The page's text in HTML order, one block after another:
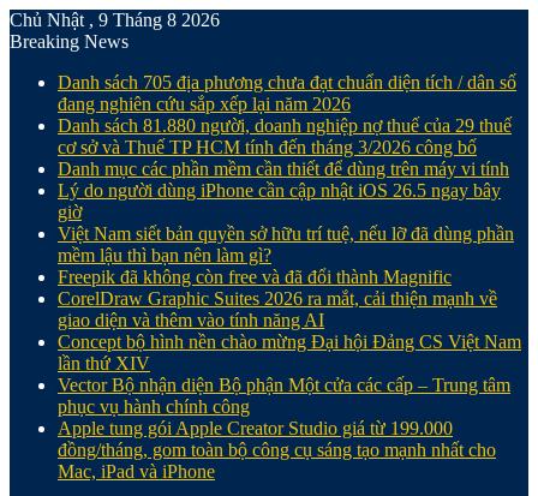
Chủ Nhật , 9 Tháng 8 2026
Breaking News
Danh sách 705 địa phương chưa đạt chuẩn diện tích / dân số
đang nghiên cứu sắp xếp lại năm 2026
Danh sách 81.880‬ người, doanh nghiệp nợ thuế của 29 thuế
cơ sở và Thuế TP HCM tính đến tháng 3/2026 công bố
Danh mục các phần mềm cần thiết để dùng trên máy vi tính
Lý do người dùng iPhone cần cập nhật iOS 26.5 ngay bây
giờ
Việt Nam siết bản quyền sở hữu trí tuệ, nếu lỡ đã dùng phần
mềm lậu thì bạn nên làm gì?
Freepik đã không còn free và đã đổi thành Magnific
CorelDraw Graphic Suites 2026 ra mắt, cải thiện mạnh về
giao diện và thêm vào tính năng AI
Concept bộ hình nền chào mừng Đại hội Đảng CS Việt Nam
lần thứ XIV
Vector Bộ nhận diện Bộ phận Một cửa các cấp – Trung tâm
phục vụ hành chính công
Apple tung gói Apple Creator Studio giá từ 199.000
đồng/tháng, gom toàn bộ công cụ sáng tạo mạnh nhất cho
Mac, iPad và iPhone